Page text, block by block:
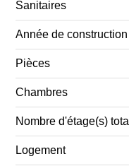
Sanitaires
Année de construction
Pièces
Chambres
Nombre d'étage(s) total
Logement